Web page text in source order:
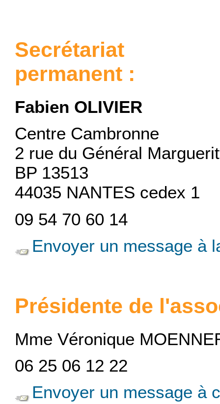
Secrétariat
permanent :
Fabien OLIVIER
Centre Cambronne
2 rue du Général
BP 13513
44035 NANTES cedex 1
09 54 70 60 14
Envoyer un message à
Présidente de
Mme Véronique
06 25 06 12 22
Envoyer un message à